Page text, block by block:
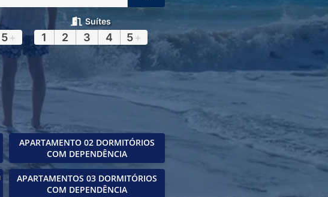
5+
Suítes
1 2 3 4 5+
APARTAMENTO 02 DORMITÓRIOS
COM DEPENDÊNCIA
APARTAMENTOS 03 DORMITÓRIOS
COM DEPENDÊNCIA